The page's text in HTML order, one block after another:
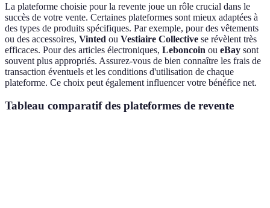
La plateforme choisie pour la revente joue un rôle crucial dans le
succès de votre vente. Certaines plateformes sont mieux adaptées à
des types de produits spécifiques. Par exemple, pour des vêtements
ou des accessoires, Vinted ou Vestiaire Collective se révèlent très
efficaces. Pour des articles électroniques, Leboncoin ou eBay sont
souvent plus appropriés. Assurez-vous de bien connaître les frais de
transaction éventuels et les conditions d'utilisation de chaque
plateforme. Ce choix peut également influencer votre bénéfice net.
Tableau comparatif des plateformes de revente